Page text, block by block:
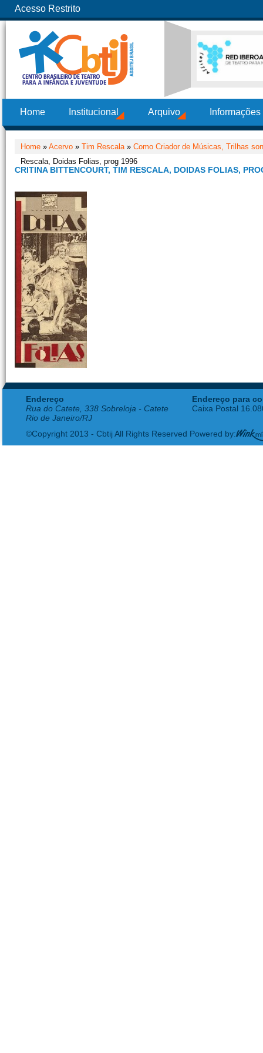
Acesso Restrito
Home Institucional Arquivo
Home » Acervo » Tim Rescala» Como Criador de Músicas, Trilhas
Rescala, Doidas Folias, prog 1996
CRITINA BITTENCOURT, TIM RESCALA, DOIDAS FOLIAS,
Endereço
Rua do Catete, 338 Sobreloja - Catete
Rio de Janeiro/RJ
Endereço para
Caixa Postal
©Copyright 2013 - Cbtij All Rights Reserved Powered by: